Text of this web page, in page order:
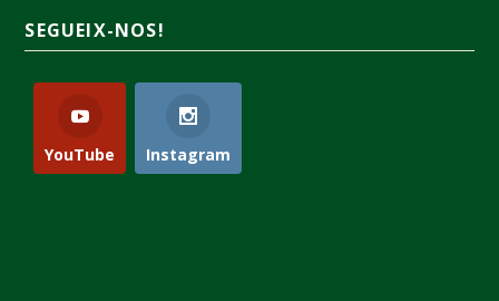
SEGUEIX-NOS!
YouTube Instagram